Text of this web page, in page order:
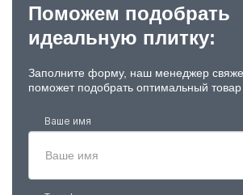
Поможем подобрать
идеальную плитку:
Заполните форму, наш менеджер
поможет подобрать оптимальный товар
Ваше имя